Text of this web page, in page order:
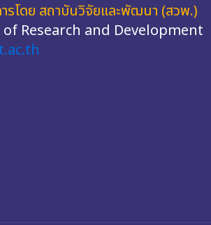
รโดย สถาบันวิจัยและพัฒนา (สวพ.)
Research and Development